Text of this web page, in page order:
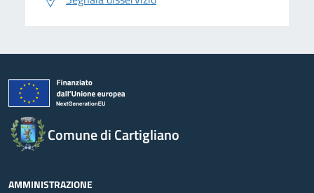
Comune di Cartigliano
AMMINISTRAZIONE